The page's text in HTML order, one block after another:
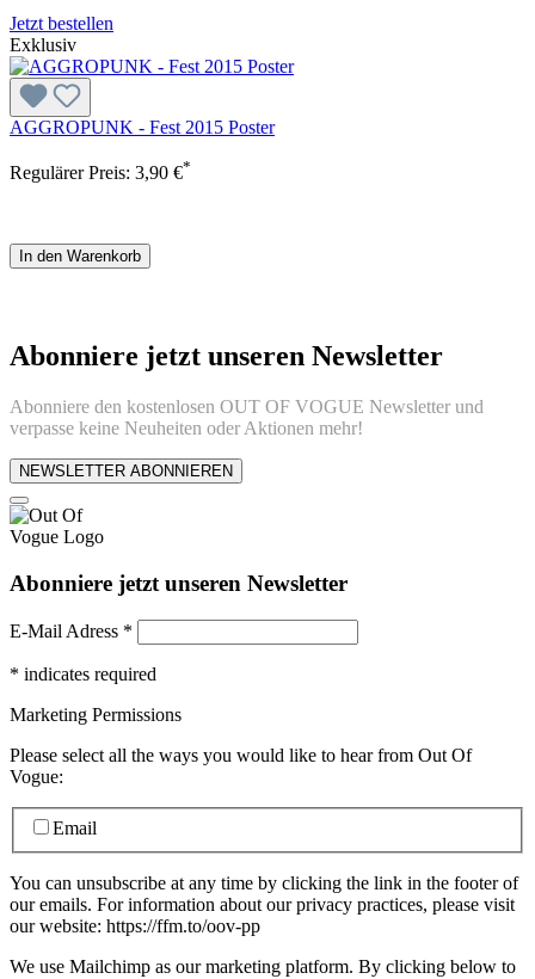
Jetzt bestellen
Exklusiv
AGGROPUNK - Fest 2015 Poster
Regulärer Preis: 3,90 €*
In den Warenkorb
Abonniere jetzt unseren Newsletter
Abonniere den kostenlosen OUT OF VOGUE Newsletter und
verpasse keine Neuheiten oder Aktionen mehr!
NEWSLETTER ABONNIEREN
Abonniere jetzt unseren Newsletter
E-Mail Adress *
* indicates required
Marketing Permissions
Please select all the ways you would like to hear from Out Of
Vogue:
Email
You can unsubscribe at any time by clicking the link in the footer of
our emails. For information about our privacy practices, please visit
our website: https://ffm.to/oov-pp
We use Mailchimp as our marketing platform. By clicking below to